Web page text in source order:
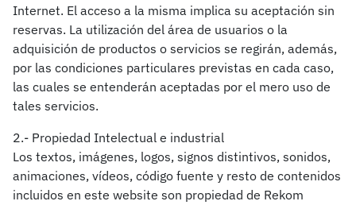
Internet. El acceso a la misma implica su aceptación sin
reservas. La utilización del área de usuarios o la
adquisición de productos o servicios se regirán, además,
por las condiciones particulares previstas en cada caso,
las cuales se entenderán aceptadas por el mero uso de
tales servicios.
2.- Propiedad Intelectual e industrial
Los textos, imágenes, logos, signos distintivos, sonidos,
animaciones, vídeos, código fuente y resto de contenidos
incluidos en este website son propiedad de Rekom